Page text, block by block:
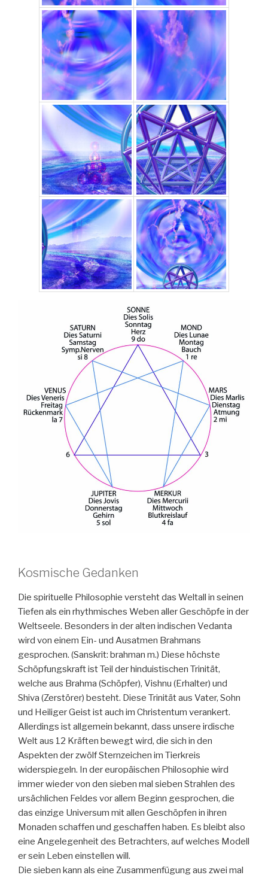
Kosmische Gedanken
Die spirituelle Philosophie versteht das Weltall in seinen
Tiefen als ein rhythmisches Weben aller Geschöpfe in der
Weltseele. Besonders in der alten indischen Vedanta
wird von einem Ein- und Ausatmen Brahmans
gesprochen. (Sanskrit: brahman m.) Diese höchste
Schöpfungskraft ist Teil der hinduistischen Trinität,
welche aus Brahma (Schöpfer), Vishnu (Erhalter) und
Shiva (Zerstörer) besteht. Diese Trinität aus Vater, Sohn
und Heiliger Geist ist auch im Christentum verankert.
Allerdings ist allgemein bekannt, dass unsere irdische
Welt aus 12 Kräften bewegt wird, die sich in den
Aspekten der zwölf Sternzeichen im Tierkreis
widerspiegeln. In der europäischen Philosophie wird
immer wieder von den sieben mal sieben Strahlen des
ursächlichen Feldes vor allem Beginn gesprochen, die
das einzige Universum mit allen Geschöpfen in ihren
Monaden schaffen und geschaffen haben. Es bleibt also
eine Angelegenheit des Betrachters, auf welches Modell
er sein Leben einstellen will.
Die sieben kann als eine Zusammenfügung aus zwei mal